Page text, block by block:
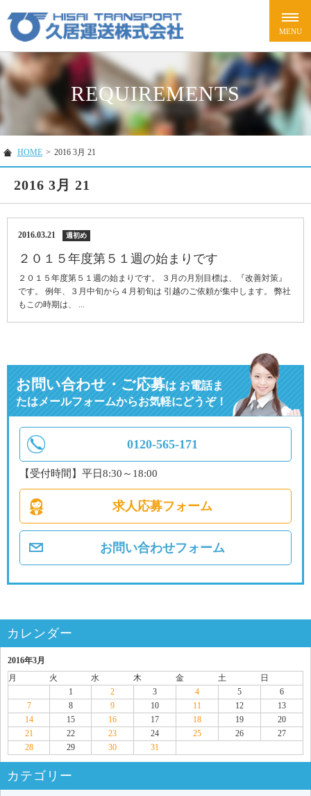
REQUIREMENTS
HOME > 2016 3月 21
2016 3月 21
2016.03.21 週初め
２０１５年度第５１週の始まりです
２０１５年度第５１週の始まりです。 ３月の月別目標は、『改善対策』
です。 例年、３月中旬から４月初旬は 引越のご依頼が集中します。 弊社
もこの時期は、 ...
お問い合わせ・ご応募はお電話ま
たはメールフォームからお気軽にどうぞ！
0120-565-171
【受付時間】平日8:30～18:00
求人応募フォーム
お問い合わせフォーム
カレンダー
2016年3月
月
火 水 木 金 土
日
1
2 3 4 5
6
7
8 9 10 11 12
13
14
15 16 17 18 19
20
21
22 23 24 25 26
27
28
29 30 31
カテゴリー